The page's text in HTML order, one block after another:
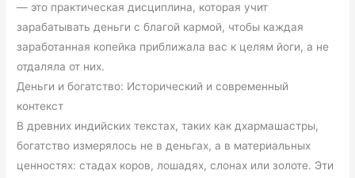
— это практическая дисциплина, которая учит
зарабатывать деньги с благой кармой, чтобы каждая
заработанная копейка приближала вас к целям йоги, а не
отдаляла от них.
Деньги и богатство: Исторический и современный
контекст
В древних индийских текстах, таких как дхармашастры,
богатство измерялось не в деньгах, а в материальных
ценностях: стадах коров, лошадях, слонах или золоте. Эти